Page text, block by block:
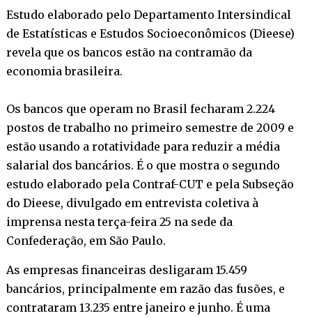
Estudo elaborado pelo Departamento Intersindical
de Estatísticas e Estudos Socioeconômicos (Dieese)
revela que os bancos estão na contramão da
economia brasileira.
Os bancos que operam no Brasil fecharam 2.224
postos de trabalho no primeiro semestre de 2009 e
estão usando a rotatividade para reduzir a média
salarial dos bancários. É o que mostra o segundo
estudo elaborado pela Contraf-CUT e pela Subseção
do Dieese, divulgado em entrevista coletiva à
imprensa nesta terça-feira 25 na sede da
Confederação, em São Paulo.
As empresas financeiras desligaram 15.459
bancários, principalmente em razão das fusões, e
contrataram 13.235 entre janeiro e junho. É uma